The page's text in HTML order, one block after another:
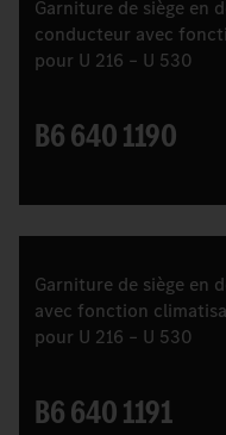
Garniture de siège en
conducteur avec
pour U 216 – U 530
B6 640 1190
Garniture de siège en
avec fonction
pour U 216 – U 530
B6 640 1191